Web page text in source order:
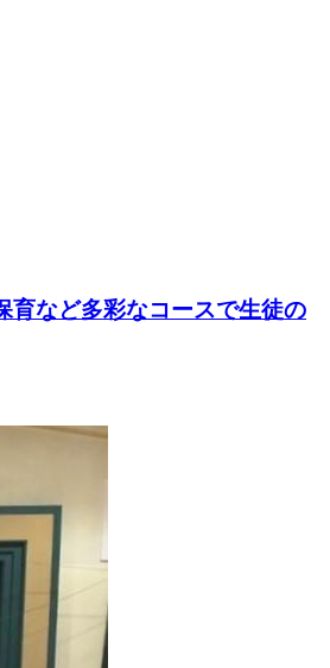
育など多彩なコースで生徒の